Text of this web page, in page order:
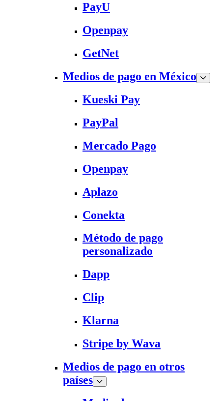
PayU
Openpay
GetNet
Medios de pago en México
Kueski Pay
PayPal
Mercado Pago
Openpay
Aplazo
Conekta
Método de pago
personalizado
Dapp
Clip
Klarna
Stripe by Wava
Medios de pago en otros
países